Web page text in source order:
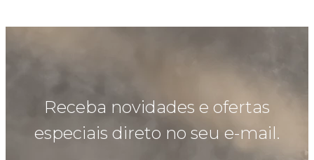
Receba novidades e ofertas
especiais direto no seu e-mail.